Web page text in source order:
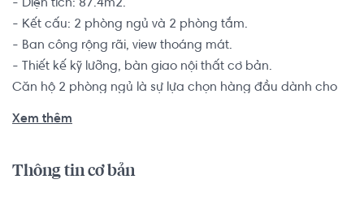
- Diện tích: 87.4m2.
- Kết cấu: 2 phòng ngủ và 2 phòng tắm.
- Ban công rộng rãi, view thoáng mát.
- Thiết kế kỹ lưỡng, bàn giao nội thất cơ bản.
Căn hộ 2 phòng ngủ là sự lựa chọn hàng đầu dành cho
Xem thêm
Thông tin cơ bản